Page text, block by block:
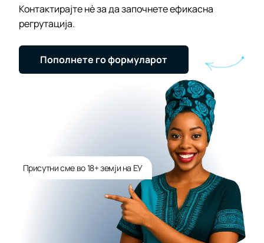
Контактирајте нè за да започнете ефикасна
регрутација.
Пополнете го формуларот
Присутни сме во 18+ земји на ЕУ